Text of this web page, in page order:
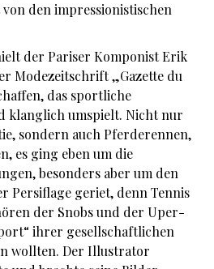
den impressionistischen
der Pariser Komponist Erik
Modezeitschrift „Gazette du
das sportliche
klanglich umspielt. Nicht nur
sondern auch Pferderennen,
es ging eben um die
besonders aber um den
Persiflage geriet, denn Tennis
der Snobs und der Uper-
ihrer gesellschaftlichen
wollten. Der Illustrator